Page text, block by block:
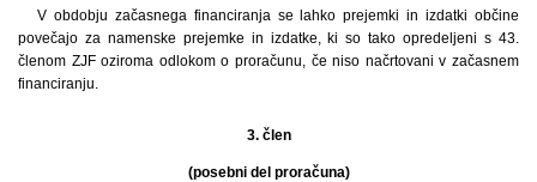
V obdobju začasnega financiranja se lahko prejemki in izdatki občine
povečajo za namenske prejemke in izdatke, ki so tako opredeljeni s 43.
členom ZJF oziroma odlokom o proračunu, če niso načrtovani v začasnem
financiranju.
3. člen
(posebni del proračuna)